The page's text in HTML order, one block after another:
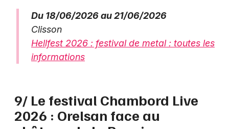
Du 18/06/2026 au 21/06/2026
Clisson
Hellfest 2026 : festival de metal : toutes les
informations
9/ Le festival Chambord Live
2026 : Orelsan face au